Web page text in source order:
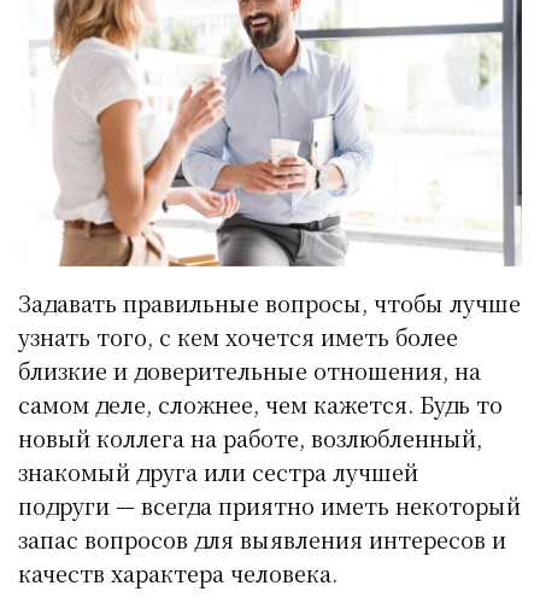
Задавать правильные вопросы, чтобы лучше
узнать того, с кем хочется иметь более
близкие и доверительные отношения, на
самом деле, сложнее, чем кажется. Будь то
новый коллега на работе, возлюбленный,
знакомый друга или сестра лучшей
подруги — всегда приятно иметь некоторый
запас вопросов для выявления интересов и
качеств характера человека.